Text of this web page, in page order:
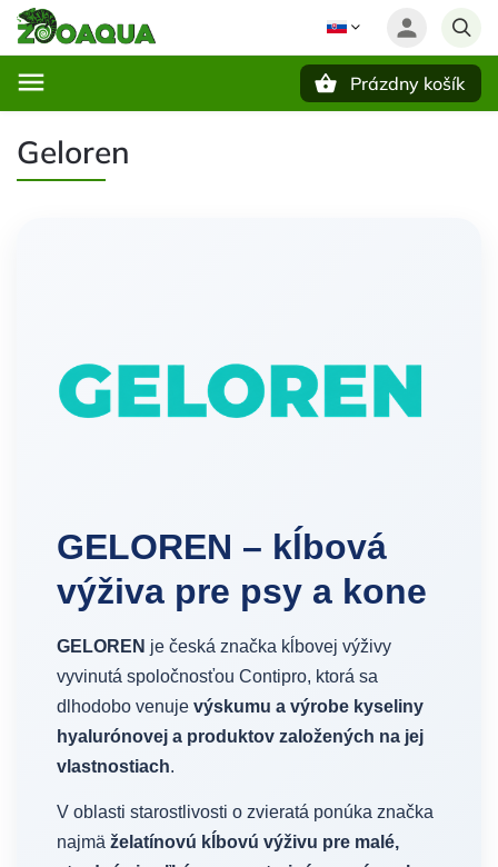
Prázdny košík
Geloren
GELOREN – kĺbová
výživa pre psy a kone
GELOREN je česká značka kĺbovej výživy
vyvinutá spoločnosťou Contipro, ktorá sa
dlhodobo venuje výskumu a výrobe kyseliny
hyalurónovej a produktov založených na jej
vlastnostiach.
V oblasti starostlivosti o zvieratá ponúka značka
najmä želatínovú kĺbovú výživu pre malé,